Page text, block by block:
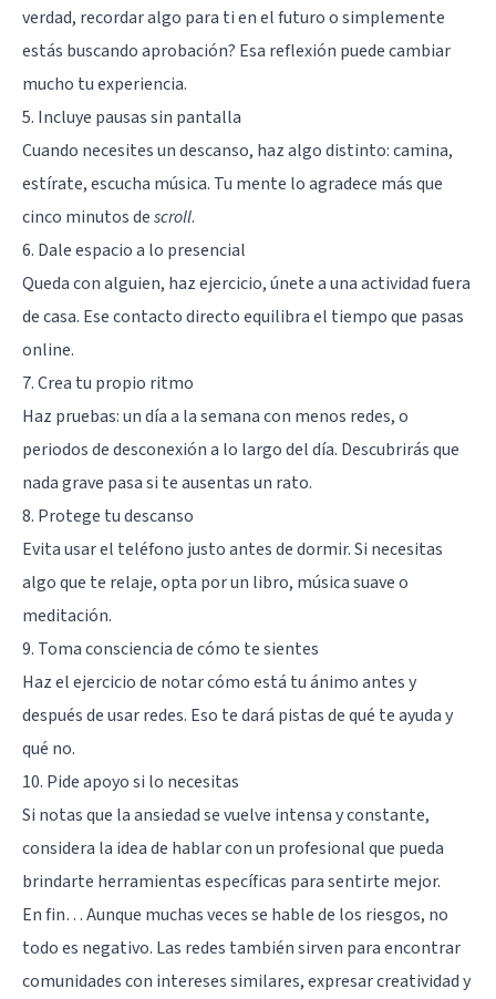
verdad, recordar algo para ti en el futuro o simplemente
estás buscando aprobación? Esa reflexión puede cambiar
mucho tu experiencia.
5. Incluye pausas sin pantalla
Cuando necesites un descanso, haz algo distinto: camina,
estírate, escucha música. Tu mente lo agradece más que
cinco minutos descroll.
6. Dale espacio a lo presencial
Queda con alguien, haz ejercicio, únete a una actividad fuera
de casa. Ese contacto directo equilibra el tiempo que pasas
online.
7. Crea tu propio ritmo
Haz pruebas: un día a la semana con menos redes, o
periodos de desconexión a lo largo del día. Descubrirás que
nada grave pasa si te ausentas un rato.
8. Protege tu descanso
Evita usar el teléfono justo antes de dormir. Si necesitas
algo que te relaje, opta por un libro, música suave o
meditación.
9. Toma consciencia de cómo te sientes
Haz el ejercicio de notar cómo está tu ánimo antes y
después de usar redes. Eso te dará pistas de qué te ayuda y
qué no.
10. Pide apoyo si lo necesitas
Si notas que la ansiedad se vuelve intensa y constante,
considera la idea de hablar con un profesional que pueda
brindarte herramientas específicas para sentirte mejor.
En fin… Aunque muchas veces se hable de los riesgos, no
todo es negativo. Las redes también sirven para encontrar
comunidades con intereses similares, expresar creatividad y